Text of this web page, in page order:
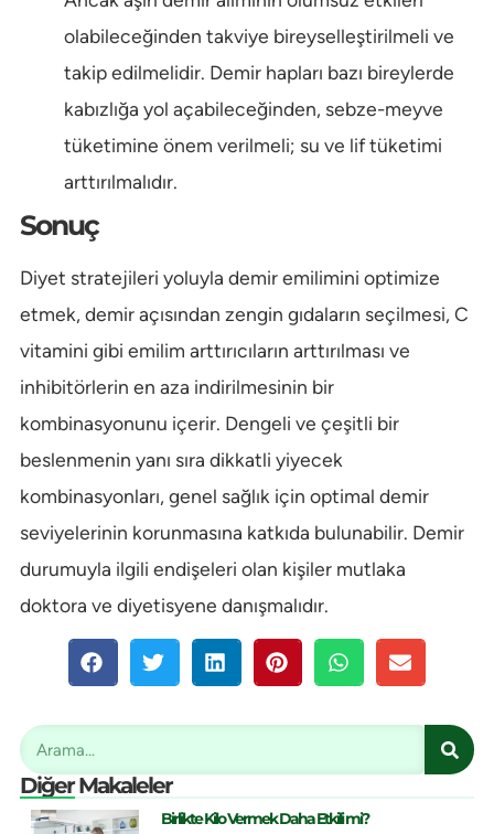
olabileceğinden takviye bireyselleştirilmeli ve
takip edilmelidir. Demir hapları bazı bireylerde
kabızlığa yol açabileceğinden, sebze-meyve
tüketimine önem verilmeli; su ve lif tüketimi
arttırılmalıdır.
Sonuç
Diyet stratejileri yoluyla demir emilimini optimize
etmek, demir açısından zengin gıdaların seçilmesi, C
vitamini gibi emilim arttırıcıların arttırılması ve
inhibitörlerin en aza indirilmesinin bir
kombinasyonunu içerir. Dengeli ve çeşitli bir
beslenmenin yanı sıra dikkatli yiyecek
kombinasyonları, genel sağlık için optimal demir
seviyelerinin korunmasına katkıda bulunabilir. Demir
durumuyla ilgili endişeleri olan kişiler mutlaka
doktora ve diyetisyene danışmalıdır.
Diğer Makaleler
Birlikte Kilo Vermek Daha Etkili mi?